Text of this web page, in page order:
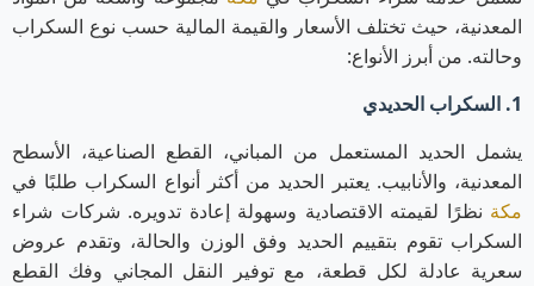
المعدنية، حيث تختلف الأسعار والقيمة المالية حسب نوع السكراب
وحالته. من أبرز الأنواع:
1. السكراب الحديدي
يشمل الحديد المستعمل من المباني، القطع الصناعية، الأسطح
المعدنية، والأنابيب. يعتبر الحديد من أكثر أنواع السكراب طلبًا في
مكة نظرًا لقيمته الاقتصادية وسهولة إعادة تدويره. شركات شراء
السكراب تقوم بتقييم الحديد وفق الوزن والحالة، وتقدم عروض
سعرية عادلة لكل قطعة، مع توفير النقل المجاني وفك القطع